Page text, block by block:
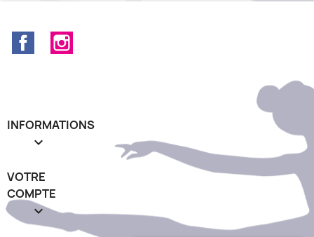
Facebook
INFORMATIONS

VOTRE
COMPTE
